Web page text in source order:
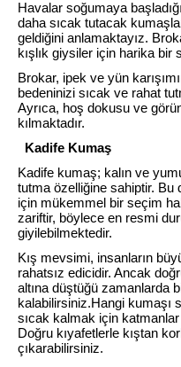
Havalar soğumaya
daha sıcak tutacak
geldiğini anlamaktayız.
kışlık giysiler için harika bir
Brokar, ipek ve yün
bedeninizi sıcak ve rahat
Ayrıca, hoş dokusu ve
kılmaktadır.
Kadife Kumaş
Kadife kumaş; kalın ve
tutma özelliğine sahiptir. Bu
için mükemmel bir seçim
zariftir, böylece en resmi
giyilebilmektedir.
Kış mevsimi, insanların
rahatsız edicidir. Ancak
altına düştüğü zamanlarda
kalabilirsiniz.Hangi kumaşı
sıcak kalmak için
Doğru kıyafetlerle kıştan
çıkarabilirsiniz.